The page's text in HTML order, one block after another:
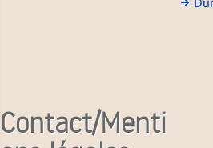
Contact/Menti